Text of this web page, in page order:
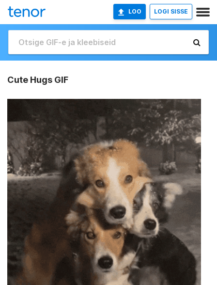
LOO LOGI SISSE
Cute Hugs GIF